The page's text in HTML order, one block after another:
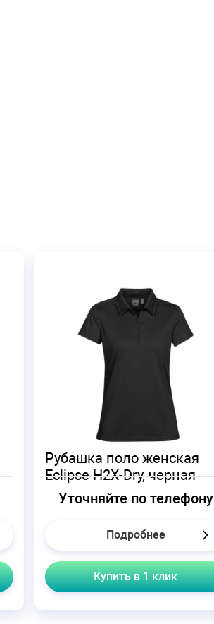
Рубашка поло женская
Eclipse H2X-Dry, черная
Уточняйте по телефону
Подробнее
Купить в 1 клик